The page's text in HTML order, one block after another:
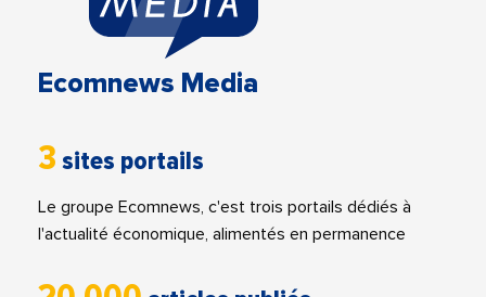
Ecomnews Media
3 sites portails
Le groupe Ecomnews, c'est trois portails dédiés à
l'actualité économique, alimentés en permanence